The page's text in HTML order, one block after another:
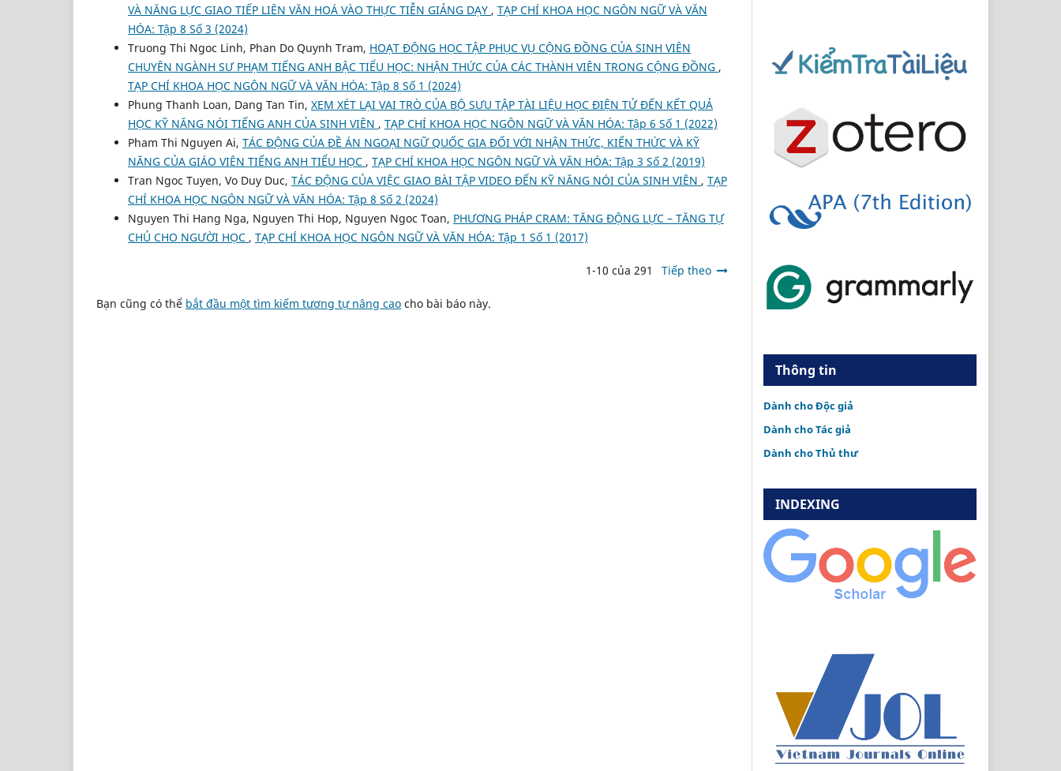
VÀ NĂNG LỰC GIAO TIẾP LIÊN VĂN HOÁ VÀO THỰC TIỄN GIẢNG DẠY , TẠP CHÍ KHOA HỌC NGÔN NGỮ VÀ VĂN
HÓA: Tập 8 Số 3 (2024)
Truong Thi Ngoc Linh, Phan Do Quynh Tram, HOẠT ĐỘNG HỌC TẬP PHỤC VỤ CỘNG ĐỒNG CỦA SINH VIÊN
CHUYÊN NGÀNH SƯ PHẠM TIẾNG ANH BẬC TIỂU HỌC: NHẬN THỨC CỦA CÁC THÀNH VIÊN TRONG CỘNG ĐỒNG ,
TẠP CHÍ KHOA HỌC NGÔN NGỮ VÀ VĂN HÓA: Tập 8 Số 1 (2024)
Phung Thanh Loan, Dang Tan Tin, XEM XÉT LẠI VAI TRÒ CỦA BỘ SƯU TẬP TÀI LIỆU HỌC ĐIỆN TỬ ĐẾN KẾT QUẢ
HỌC KỸ NĂNG NÓI TIẾNG ANH CỦA SINH VIÊN , TẠP CHÍ KHOA HỌC NGÔN NGỮ VÀ VĂN HÓA: Tập 6 Số 1 (2022)
Pham Thi Nguyen Ai, TÁC ĐỘNG CỦA ĐỀ ÁN NGOẠI NGỮ QUỐC GIA ĐỐI VỚI NHẬN THỨC, KIẾN THỨC VÀ KỸ
NĂNG CỦA GIÁO VIÊN TIẾNG ANH TIỂU HỌC , TẠP CHÍ KHOA HỌC NGÔN NGỮ VÀ VĂN HÓA: Tập 3 Số 2 (2019)
Tran Ngoc Tuyen, Vo Duy Duc, TÁC ĐỘNG CỦA VIỆC GIAO BÀI TẬP VIDEO ĐẾN KỸ NĂNG NÓI CỦA SINH VIÊN , TẠP
CHÍ KHOA HỌC NGÔN NGỮ VÀ VĂN HÓA: Tập 8 Số 2 (2024)
Nguyen Thi Hang Nga, Nguyen Thi Hop, Nguyen Ngoc Toan, PHƯƠNG PHÁP CRAM: TĂNG ĐỘNG LỰC – TĂNG TỰ
CHỦ CHO NGƯỜI HỌC , TẠP CHÍ KHOA HỌC NGÔN NGỮ VÀ VĂN HÓA: Tập 1 Số 1 (2017)
1-10 của 291 Tiếp theo
Bạn cũng có thể bắt đầu một tìm kiếm tương tự nâng cao cho bài báo này.
Thông tin
Dành cho Độc giả
Dành cho Tác giả
Dành cho Thủ thư
INDEXING